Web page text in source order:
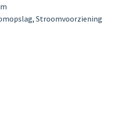
Stroomvoorziening